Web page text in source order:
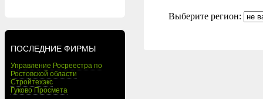
ПОСЛЕДНИЕ ФИРМЫ
Управление Росреестра по
Ростовской области
Стройтехэкс
Гуково Просмета
Выберите регион: